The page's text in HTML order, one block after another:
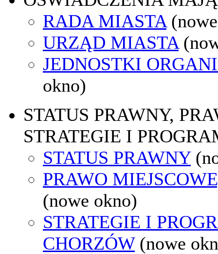
RADA MIASTA
URZĄD MIASTA
JEDNOSTKI
okno)
STATUS PRAWNY,
STRATEGIE I
STATUS PRAWNY
PRAWO
(nowe okno)
STRATEGIE I
CHORZÓW (nowe